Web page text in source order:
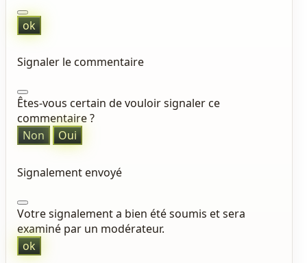
ok
Signaler le commentaire
Êtes-vous certain de vouloir signaler ce
commentaire ?
Non
Oui
Signalement envoyé
Votre signalement a bien été soumis et sera
examiné par un modérateur.
ok